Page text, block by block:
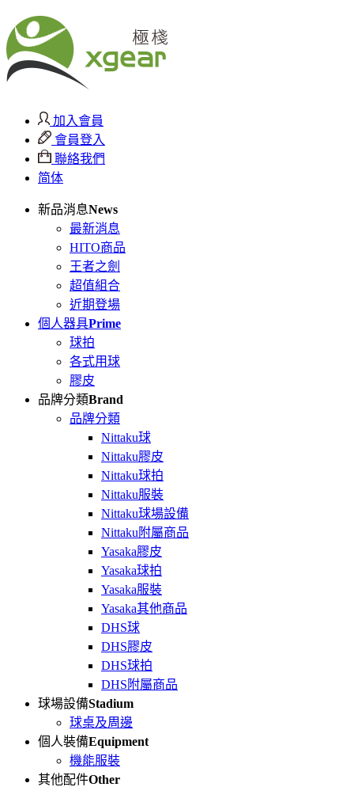
加入會員
會員登入
聯絡我們
简体
新品消息News
最新消息
HITO商品
王者之劍
超值組合
近期登場
個人器具Prime
球拍
各式用球
膠皮
品牌分類Brand
品牌分類
Nittaku球
Nittaku膠皮
Nittaku球拍
Nittaku服裝
Nittaku球場設備
Nittaku附屬商品
Yasaka膠皮
Yasaka球拍
Yasaka服裝
Yasaka其他商品
DHS球
DHS膠皮
DHS球拍
DHS附屬商品
球場設備Stadium
球桌及周邊
個人裝備Equipment
機能服裝
其他配件Other